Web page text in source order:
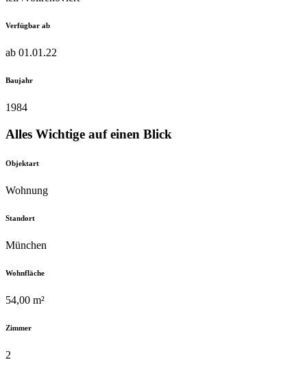
Verfügbar ab
ab 01.01.22
Baujahr
1984
Alles Wichtige auf einen Blick
Objektart
Wohnung
Standort
München
Wohnfläche
54,00 m²
Zimmer
2